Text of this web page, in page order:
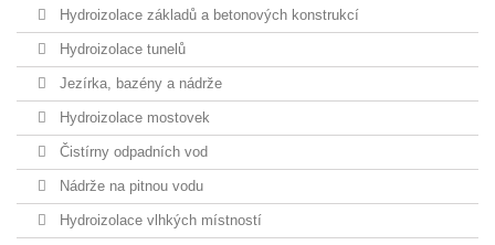
Hydroizolace základů a betonových konstrukcí
Hydroizolace tunelů
Jezírka, bazény a nádrže
Hydroizolace mostovek
Čistírny odpadních vod
Nádrže na pitnou vodu
Hydroizolace vlhkých místností